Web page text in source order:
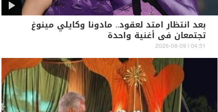
بعد انتظار امتد لعقود.. مادونا وكايلي مينوغ
تجتمعان في أغنية واحدة
04:51 | 2026-08-09